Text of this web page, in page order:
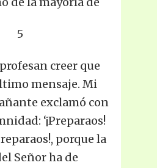
5
creer que
mensaje. Mi
exclamó con
‘¡Preparaos!
porque la
Señor ha de